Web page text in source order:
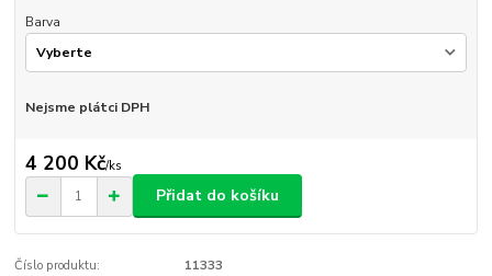
Barva
Nejsme plátci DPH
4 200 Kč/ks
Přidat do košíku
Číslo produktu: 11333